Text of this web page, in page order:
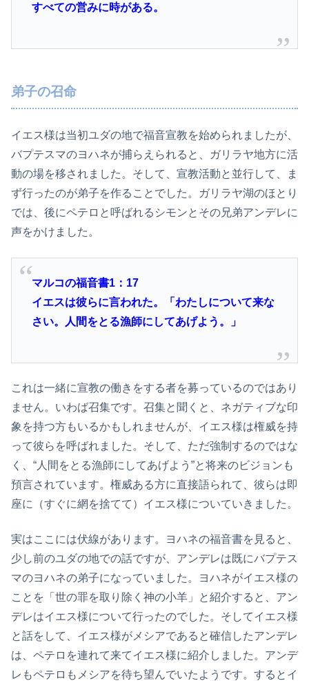
すべての営みに時がある。
弟子の召命
イエス様は当初ユダの地で福音宣教を始められましたが、
バプテスマのヨハネが捕らえられると、ガリラヤ地方に活
動の場を移されました。そして、宣教活動と並行して、ま
ず行ったのが弟子を作ることでした。ガリラヤ湖のほとり
では、後にペテロと呼ばれるシモンとその兄弟アンデレに
声をかけました。
マルコの福音書1：17
イエスは彼らに言われた。「わたしについて来な
さい。人間をとる漁師にしてあげよう。」
これは一緒に宣教の働きをする者を募っているのではあり
ません。いわば召集です。召集と聞くと、ネガティブな印
象を持つ方もいるかもしれませんが、イエス様は権威を持
って彼らを呼ばれました。そして、ただ強制するのではな
く、“人間をとる漁師にしてあげよう”と将来のビジョンも
預言されています。権威ある方に直接語られて、彼らは即
座に（すぐに網を捨てて）イエス様についていきました。
実はここには伏線があります。ヨハネの福音書を見ると、
少し前のユダの地での話ですが、アンデレは既にバプテス
マのヨハネの弟子になっていました。ヨハネがイエス様の
ことを「世の罪を取り除く神の小羊」と紹介すると、アン
デレはイエス様について行ったのでした。そしてイエス様
と話をして、イエス様がメシアであると確信したアンデレ
は、ペテロを連れて来てイエス様に紹介しました。アンデ
レもペテロもメシアを待ち望んでいたようです。するとイ